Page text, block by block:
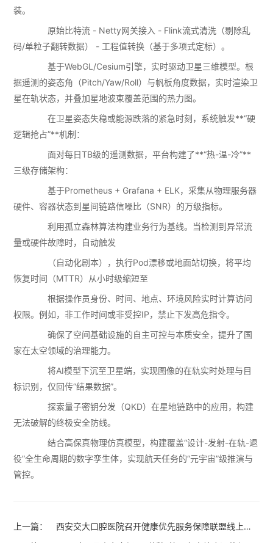
装。
原始比特流 - Netty网关接入 - Flink流式清洗（剔除乱
码/单粒子翻转数据） - 工程值转换（基于多项式定标）。
基于WebGL/Cesium引擎，实时驱动卫星三维模型。根
据遥测的姿态角（Pitch/Yaw/Roll）与帆板角度数据，实时渲染卫
星在轨状态，并叠加星地波束覆盖范围的热力图。
在卫星姿态失稳或能源跌落的紧急时刻，系统触发**“硬
逻辑抢占”**机制：
面对每日TB级的遥测数据，平台构建了**“热-温-冷”**
三级存储架构：
基于Prometheus + Grafana + ELK，采集从物理服务器
硬件、容器状态到星间链路信噪比（SNR）的万级指标。
利用孤立森林算法构建业务行为基线。当检测到异常流
量或硬件故障时，自动触发
（自动化剧本），执行Pod漂移或地面站切换，将平均
恢复时间（MTTR）从小时级缩短至
根据操作员身份、时间、地点、环境风险实时计算访问
权限。例如，非工作时间或非受控IP，禁止下发高危指令。
确保了空间基础设施的自主可控与本质安全，提升了国
家在太空领域的治理能力。
将AI模型下沉至卫星端，实现图像的在轨实时处理与目
标识别，仅回传“结果数据”。
探索量子密钥分发（QKD）在星地链路中的应用，构建
无法破解的终极安全防线。
结合高保真物理仿真模型，构建覆盖“设计-发射-在轨-退
役”全生命周期的数字孪生体，实现航天任务的“元宇宙”级推演与
管控。
上一篇：
西安交大口腔医院召开健康优先服务保障联盟线上会